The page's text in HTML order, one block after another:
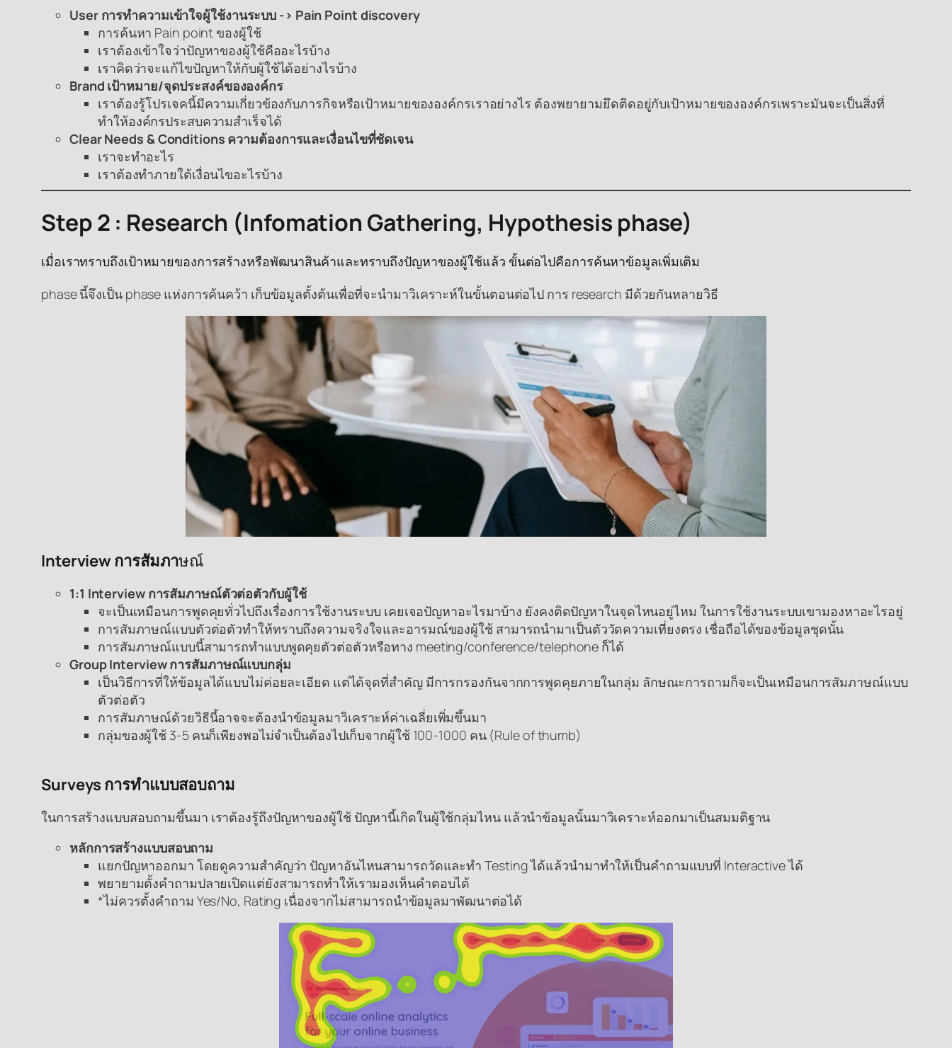
User การทำความเข้าใจผู้ใช้งานระบบ -> Pain Point discovery
การค้นหา Pain point ของผู้ใช้
เราต้องเข้าใจว่าปัญหาของผู้ใช้คืออะไรบ้าง
เราคิดว่าจะแก้ไขปัญหาให้กับผู้ใช้ได้อย่างไรบ้าง
Brand เป้าหมาย/จุดประสงค์ขององค์กร
เราต้องรู้โปรเจคนี้มีความเกี่ยวข้องกับภารกิจหรือเป้าหมายขององค์กรเราอย่างไร ต้องพยายามยึดติดอยู่กับเป้าหมายขององค์กรเพราะมันจะเป็นสิ่งที่
ทำให้องค์กรประสบความสำเร็จได้
Clear Needs & Conditions ความต้องการและเงื่อนไขที่ชัดเจน
เราจะทำอะไร
เราต้องทำภายใต้เงื่อนไขอะไรบ้าง
Step 2 : Research (Infomation Gathering, Hypothesis phase)
เมื่อเราทราบถึงเป้าหมายของการสร้างหรือพัฒนาสินค้าและทราบถึงปัญหาของผู้ใช้แล้ว ขั้นต่อไปคือการค้นหาข้อมูลเพิ่มเติม
phase นี้จึงเป็น phase แห่งการค้นคว้า เก็บข้อมูลตั้งต้นเพื่อที่จะนำมาวิเคราะห์ในขั้นตอนต่อไป การ research มีด้วยกันหลายวิธี
Interview การสัมภาษณ์
1:1 Interview การสัมภาษณ์ตัวต่อตัวกับผู้ใช้
จะเป็นเหมือนการพูดคุยทั่วไปถึงเรื่องการใช้งานระบบ เคยเจอปัญหาอะไรมาบ้าง ยังคงติดปัญหาในจุดไหนอยู่ไหม ในการใช้งานระบบเขามองหาอะไรอยู่
การสัมภาษณ์แบบตัวต่อตัวทำให้ทราบถึงความจริงใจและอารมณ์ของผู้ใช้ สามารถนำมาเป็นตัววัดความเที่ยงตรง เชื่อถือได้ของข้อมูลชุดนั้น
การสัมภาษณ์แบบนี้สามารถทำแบบพูดคุยตัวต่อตัวหรือทาง meeting/conference/telephone ก็ได้
Group Interview การสัมภาษณ์แบบกลุ่ม
เป็นวิธีการที่ให้ข้อมูลได้แบบไม่ค่อยละเอียด แต่ได้จุดที่สำคัญ มีการกรองกันจากการพูดคุยภายในกลุ่ม ลักษณะการถามก็จะเป็นเหมือนการสัมภาษณ์แบบ
ตัวต่อตัว
การสัมภาษณ์ด้วยวิธีนี้อาจจะต้องนำข้อมูลมาวิเคราะห์ค่าเฉลี่ยเพิ่มขึ้นมา
กลุ่มของผู้ใช้ 3-5 คนก็เพียงพอไม่จำเป็นต้องไปเก็บจากผู้ใช้ 100-1000 คน (Rule of thumb)
Surveys การทำแบบสอบถาม
ในการสร้างแบบสอบถามขึ้นมา เราต้องรู้ถึงปัญหาของผู้ใช้ ปัญหานี้เกิดในผู้ใช้กลุ่มไหน แล้วนำข้อมูลนั้นมาวิเคราะห์ออกมาเป็นสมมติฐาน
หลักการสร้างแบบสอบถาม
แยกปัญหาออกมา โดยดูความสำคัญว่า ปัญหาอันไหนสามารถวัดและทำ Testing ได้แล้วนำมาทำให้เป็นคำถามแบบที่ Interactive ได้
พยายามตั้งคำถามปลายเปิดแต่ยังสามารถทำให้เรามองเห็นคำตอบได้
*ไม่ควรตั้งคำถาม Yes/No, Rating เนื่องจากไม่สามารถนำข้อมูลมาพัฒนาต่อได้